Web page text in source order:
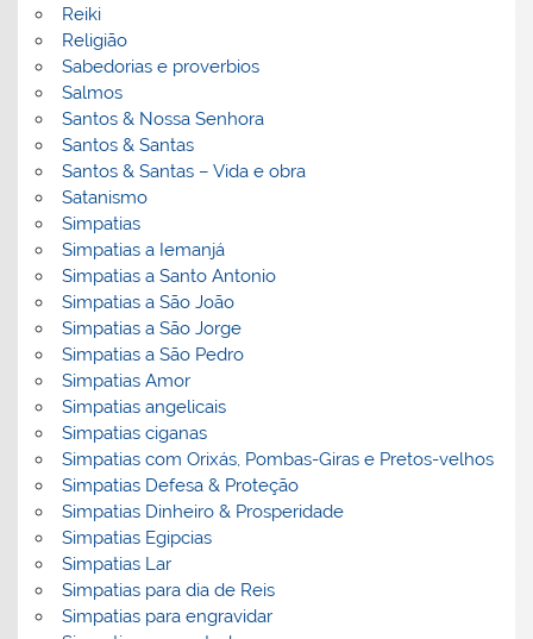
Reiki
Religião
Sabedorias e proverbios
Salmos
Santos & Nossa Senhora
Santos & Santas
Santos & Santas – Vida e obra
Satanismo
Simpatias
Simpatias a Iemanjá
Simpatias a Santo Antonio
Simpatias a São João
Simpatias a São Jorge
Simpatias a São Pedro
Simpatias Amor
Simpatias angelicais
Simpatias ciganas
Simpatias com Orixás, Pombas-Giras e Pretos-velhos
Simpatias Defesa & Proteção
Simpatias Dinheiro & Prosperidade
Simpatias Egipcias
Simpatias Lar
Simpatias para dia de Reis
Simpatias para engravidar